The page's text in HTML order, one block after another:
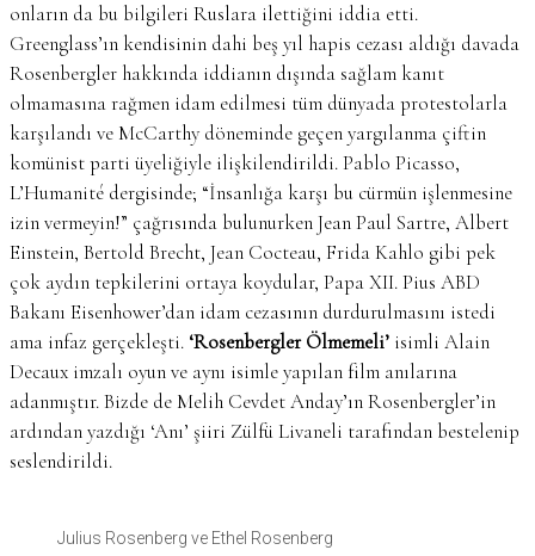
onların da bu bilgileri Ruslara ilettiğini iddia etti.
Greenglass’ın kendisinin dahi beş yıl hapis cezası aldığı davada
Rosenbergler hakkında iddianın dışında sağlam kanıt
olmamasına rağmen idam edilmesi tüm dünyada protestolarla
karşılandı ve McCarthy döneminde geçen yargılanma çiftin
komünist parti üyeliğiyle ilişkilendirildi. Pablo Picasso,
L’Humanité dergisinde; “İnsanlığa karşı bu cürmün işlenmesine
izin vermeyin!” çağrısında bulunurken Jean Paul Sartre, Albert
Einstein, Bertold Brecht, Jean Cocteau, Frida Kahlo gibi pek
çok aydın tepkilerini ortaya koydular, Papa XII. Pius ABD
Bakanı Eisenhower’dan idam cezasının durdurulmasını istedi
ama infaz gerçekleşti. ‘Rosenbergler Ölmemeli’ isimli Alain
Decaux imzalı oyun ve aynı isimle yapılan film anılarına
adanmıştır. Bizde de Melih Cevdet Anday’ın Rosenbergler’in
ardından yazdığı ‘Anı’ şiiri Zülfü Livaneli tarafından bestelenip
seslendirildi.
Julius Rosenberg ve Ethel Rosenberg